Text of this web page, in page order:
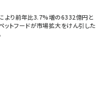
より前年比3.7%増の6332億円と
ットフードが市場拡大をけん引した